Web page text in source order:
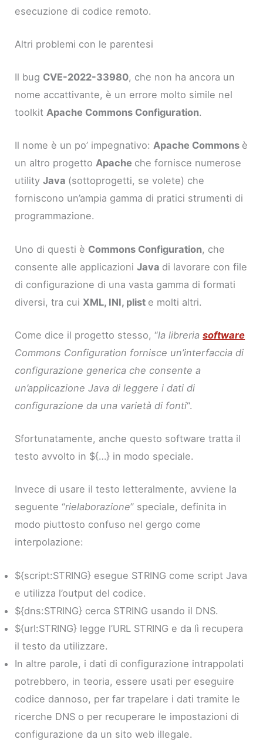
esecuzione di codice remoto.
Altri problemi con le parentesi
Il bug CVE-2022-33980, che non ha ancora un
nome accattivante, è un errore molto simile nel
toolkitApache Commons Configuration.
Il nome è un po’ impegnativo:Apache Commons è
un altro progettoApache che fornisce numerose
utilityJava (sottoprogetti, se volete) che
forniscono un’ampia gamma di pratici strumenti di
programmazione.
Uno di questi è Commons Configuration, che
consente alle applicazioniJava di lavorare con file
di configurazione di una vasta gamma di formati
diversi, tra cui XML, INI, plist e molti altri.
Come dice il progetto stesso, “la libreriasoftware
Commons Configuration fornisce un’interfaccia di
configurazione generica che consente a
un’applicazione Java di leggere i dati di
configurazione da una varietà di fonti“.
Sfortunatamente, anche questo software tratta il
testo avvolto in ${…} in modo speciale.
Invece di usare il testo letteralmente, avviene la
seguente “rielaborazione” speciale, definita in
modo piuttosto confuso nel gergo come
interpolazione:
${script:STRING} esegue STRING come script Java
e utilizza l’output del codice.
${dns:STRING} cerca STRING usando il DNS.
${url:STRING} legge l’URL STRING e da lì recupera
il testo da utilizzare.
In altre parole, i dati di configurazione intrappolati
potrebbero, in teoria, essere usati per eseguire
codice dannoso, per far trapelare i dati tramite le
ricerche DNS o per recuperare le impostazioni di
configurazione da un sito web illegale.